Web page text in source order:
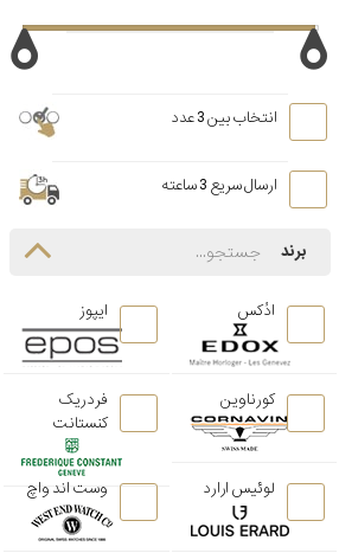
انتخاب بین 3 عدد
ارسال سریع 3 ساعته
برند
ادُکس ایپوز
کورناوین
فردریک
کنستانت
لوئیس ارارد وست اند واچ